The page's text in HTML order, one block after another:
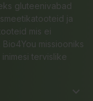
gluteenivabad
ja
mis ei
missiooniks
tervislike
keyboard_arrow_down